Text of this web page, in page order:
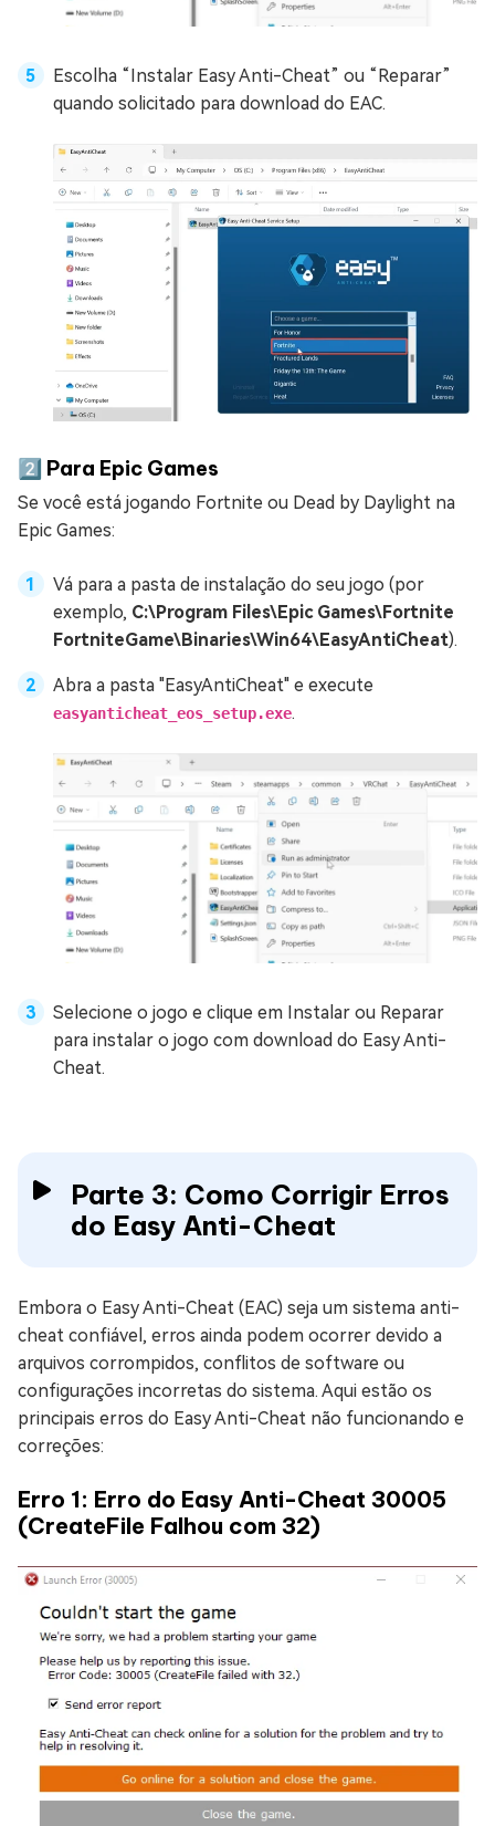
Escolha “Instalar Easy Anti-Cheat” ou “Reparar”
quando solicitado para download do EAC.
2️⃣ Para Epic Games
Se você está jogando Fortnite ou Dead by Daylight na
Epic Games:
Vá para a pasta de instalação do seu jogo (por
exemplo, C:\Program Files\Epic Games\Fortnite
FortniteGame\Binaries\Win64\EasyAntiCheat).
Abra a pasta "EasyAntiCheat" e execute
easyanticheat_eos_setup.exe.
Selecione o jogo e clique em Instalar ou Reparar
para instalar o jogo com download do Easy Anti-
Cheat.
Parte 3: Como Corrigir Erros
do Easy Anti-Cheat
Embora o Easy Anti-Cheat (EAC) seja um sistema anti-
cheat confiável, erros ainda podem ocorrer devido a
arquivos corrompidos, conflitos de software ou
configurações incorretas do sistema. Aqui estão os
principais erros do Easy Anti-Cheat não funcionando e
correções:
Erro 1: Erro do Easy Anti-Cheat 30005
(CreateFile Falhou com 32)